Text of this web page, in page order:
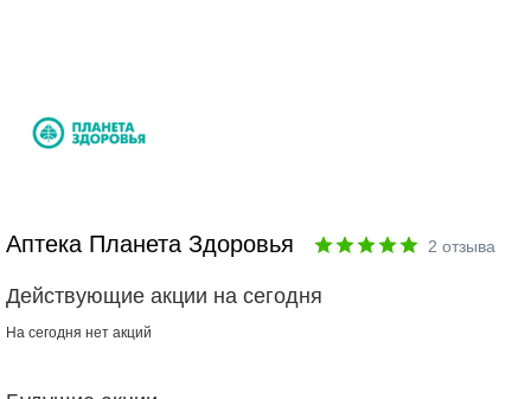
Аптека Планета Здоровья 2 отзыва
Действующие акции на сегодня
На сегодня нет акций